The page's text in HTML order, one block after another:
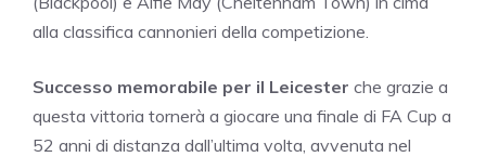
alla classifica cannonieri della competizione.
Successo memorabile per il Leicester che grazie a
questa vittoria tornerà a giocare una finale di FA Cup a
52 anni di distanza dall’ultima volta, avvenuta nel